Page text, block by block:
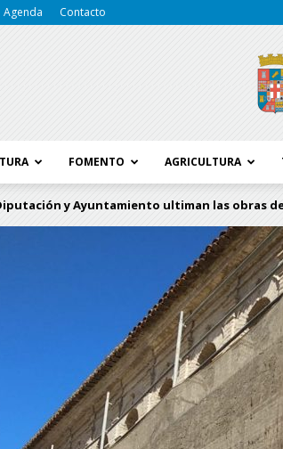
Agenda Contacto
FOMENTO AGRICULTURA
y Ayuntamiento ultiman las obras de